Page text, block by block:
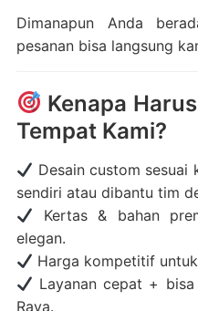
Dimanapun Anda
pesanan bisa langsung
Kenapa
Tempat Kami?
Desain custom sesuai
sendiri atau dibantu tim
Kertas & bahan
elegan.
Harga kompetitif
Layanan cepat +
Raya.